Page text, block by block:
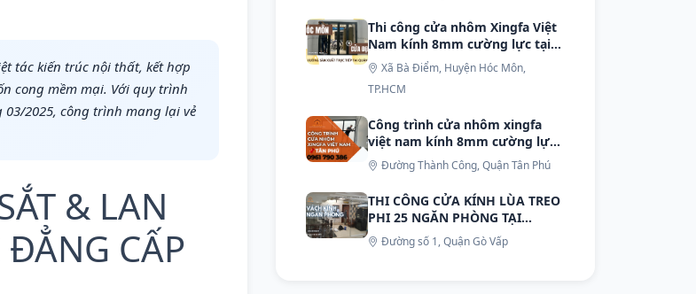
tác kiến trúc nội thất, kết hợp
cong mềm mại. Với quy trình
2025, công trình mang lại vẻ
& LAN
CẤP
Thi công cửa nhôm Xingfa Việt
Nam kính 8mm cường lực tại
Bà Điểm, Hóc Môn
Xã Bà Điểm, Huyện Hóc Môn,
TP.HCM
Công trình cửa nhôm xingfa
việt nam kính 8mm cường lực
phụ kiện đồng bộ Địa chỉ
đường Thành Công Quận Tân
Đường Thành Công, Quận Tân Phú
THI CÔNG CỬA KÍNH LÙA TREO
PHI 25 NGĂN PHÒNG TẠI
ĐƯỜNG SỐ 1 GÒ VẤP
Đường số 1, Quận Gò Vấp